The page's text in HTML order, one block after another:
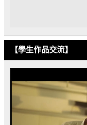
【學生作品交流】